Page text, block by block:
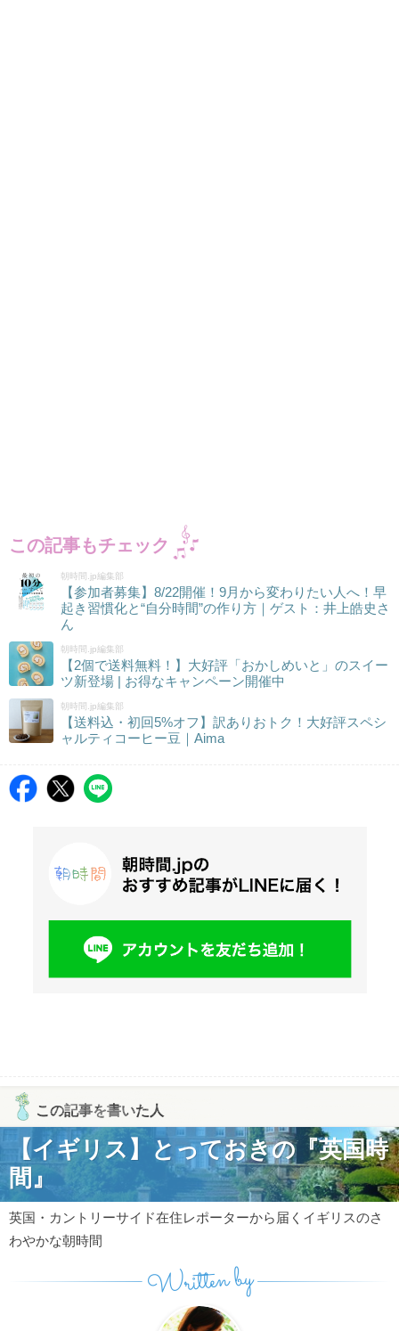
この記事もチェック
朝時間.jp編集部
【参加者募集】8/22開催！9月から変わりたい人へ！早
起き習慣化と“自分時間”の作り方｜ゲスト：井上皓史さ
ん
朝時間.jp編集部
【2個で送料無料！】大好評「おかしめいと」のスイー
ツ新登場 | お得なキャンペーン開催中
朝時間.jp編集部
【送料込・初回5%オフ】訳ありおトク！大好評スペシ
ャルティコーヒー豆｜Aima
この記事を書いた人
【イギリス】とっておきの『英国時
間』
英国・カントリーサイド在住レポーターから届くイギリスのさ
わやかな朝時間
Written by